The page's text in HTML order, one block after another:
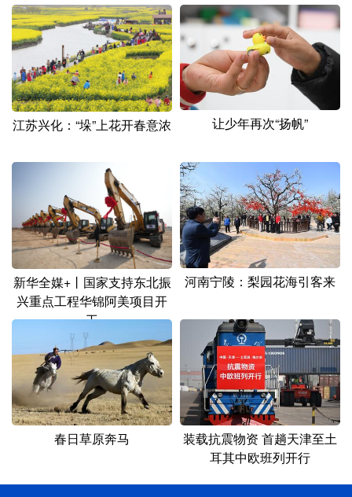
English Español Français عربى
Русский язык 日本語 한국어
Deutsch Português
江苏兴化：“垛”上花开春意浓 让少年再次“扬帆”
新华全媒+丨国家支持东北振
兴重点工程华锦阿美项目开
工
河南宁陵：梨园花海引客来
春日草原奔马
装载抗震物资 首趟天津至土
耳其中欧班列开行